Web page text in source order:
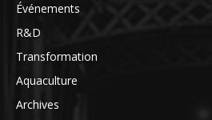
Événements
R&D
Transformation
Aquaculture
Archives